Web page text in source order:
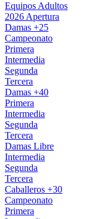
Equipos Adultos
2026 Apertura
Damas +25
Campeonato
Primera
Intermedia
Segunda
Tercera
Damas +40
Primera
Intermedia
Segunda
Tercera
Damas Libre
Intermedia
Segunda
Tercera
Caballeros +30
Campeonato
Primera